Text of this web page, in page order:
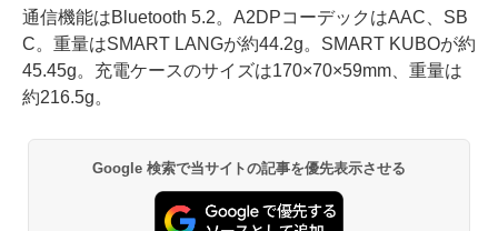
通信機能はBluetooth 5.2。A2DPコーデックはAAC、SB
C。重量はSMART LANGが約44.2g。SMART KUBOが約
45.45g。充電ケースのサイズは170×70×59mm、重量は
約216.5g。
Google 検索で当サイトの記事を優先表示させる